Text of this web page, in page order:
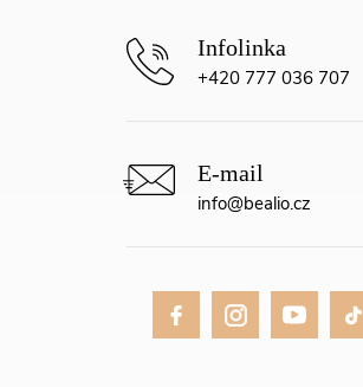
info@bealio.cz
+420 777 036 707